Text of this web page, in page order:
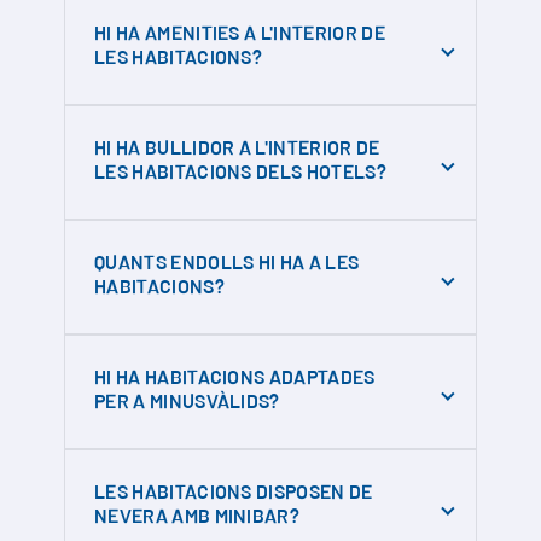
- El preu de l'esmorzar és de 7€ per a adults i
5€ per a nens (fins a 12 anys).
HI HA AMENITIES A L'INTERIOR DE
LES HABITACIONS?
Sí, a l'interior de les habitacions trobaràs els
accessoris següents: dispensador de
xampú, dispensador de gel i tovalloles. Si
HI HA BULLIDOR A L'INTERIOR DE
LES HABITACIONS DELS HOTELS?
QUANTS ENDOLLS HI HA A LES
HABITACIONS?
Les habitacions tenen 1 o 2 endolls
HI HA HABITACIONS ADAPTADES
PER A MINUSVÀLIDS?
Tenim algunes habitacions semiadaptades
LES HABITACIONS DISPOSEN DE
NEVERA AMB MINIBAR?